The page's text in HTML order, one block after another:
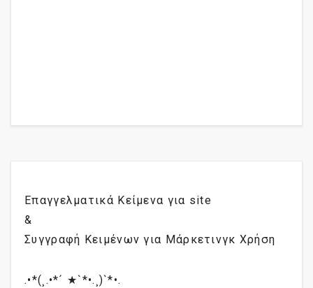
Επαγγελματικά Κείμενα για site
&
Συγγραφή Κειμένων για Μάρκετινγκ Χρήση
.•*(¸.•*´ ★`*•.¸)`*•.